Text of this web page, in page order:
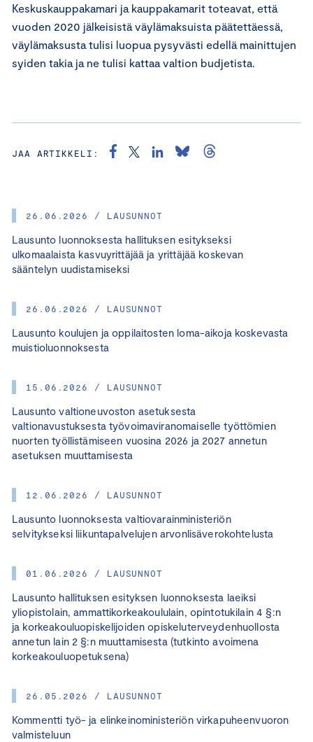
26.06.2026 / LAUSUNNOT
Lausunto luonnoksesta hallituksen esitykseksi
ulkomaalaista kasvuyrittäjää ja yrittäjää koskevan
sääntelyn uudistamiseksi
26.06.2026 / LAUSUNNOT
Lausunto koulujen ja oppilaitosten loma-aikoja koskevasta
muistioluonnoksesta
15.06.2026 / LAUSUNNOT
Lausunto valtioneuvoston asetuksesta
valtionavustuksesta työvoimaviranomaiselle työttömien
nuorten työllistämiseen vuosina 2026 ja 2027 annetun
asetuksen muuttamisesta
12.06.2026 / LAUSUNNOT
Lausunto luonnoksesta valtiovarainministeriön
selvitykseksi liikuntapalvelujen arvonlisäverokohtelusta
01.06.2026 / LAUSUNNOT
Lausunto hallituksen esityksen luonnoksesta laeiksi
yliopistolain, ammattikorkeakoululain, opintotukilain 4 §:n
ja korkeakouluopiskelijoiden opiskeluterveydenhuollosta
annetun lain 2 §:n muuttamisesta (tutkinto avoimena
korkeakouluopetuksena)
26.05.2026 / LAUSUNNOT
Kommentti työ- ja elinkeinoministeriön virkapuheenvuoron
valmisteluun
Keskuskauppakamari ja kauppakamarit toteavat, että
vuoden 2020 jälkeisistä väylämaksuista päätettäessä,
väylämaksusta tulisi luopua pysyvästi edellä mainittujen
syiden takia ja ne tulisi kattaa valtion budjetista.
JAA ARTIKKELI: